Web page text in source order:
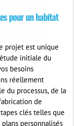
pour un habitat
projet est unique
initiale du
besoins
réellement
du processus, de la
de
clés telles que
personnalisés